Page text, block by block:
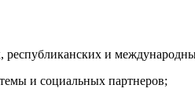
и
и социальных партнеров;